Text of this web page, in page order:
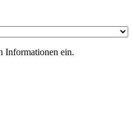
Informationen ein.